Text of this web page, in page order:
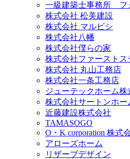
一級建築士事務所 フ
株式会社 松美建設
株式会社 マルビシ
株式会社八幡
株式会社僕らの家
株式会社ファーストス
株式会社 丸山工務店
株式会社一条工務店
ジューテックホーム株
株式会社サートンホー
近藤建設株式会社
TAMASOGO
O・K corporation 株式
アローズホーム
リザーブデザイン